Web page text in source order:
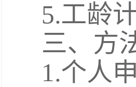
5.工龄
三、方
1.个人